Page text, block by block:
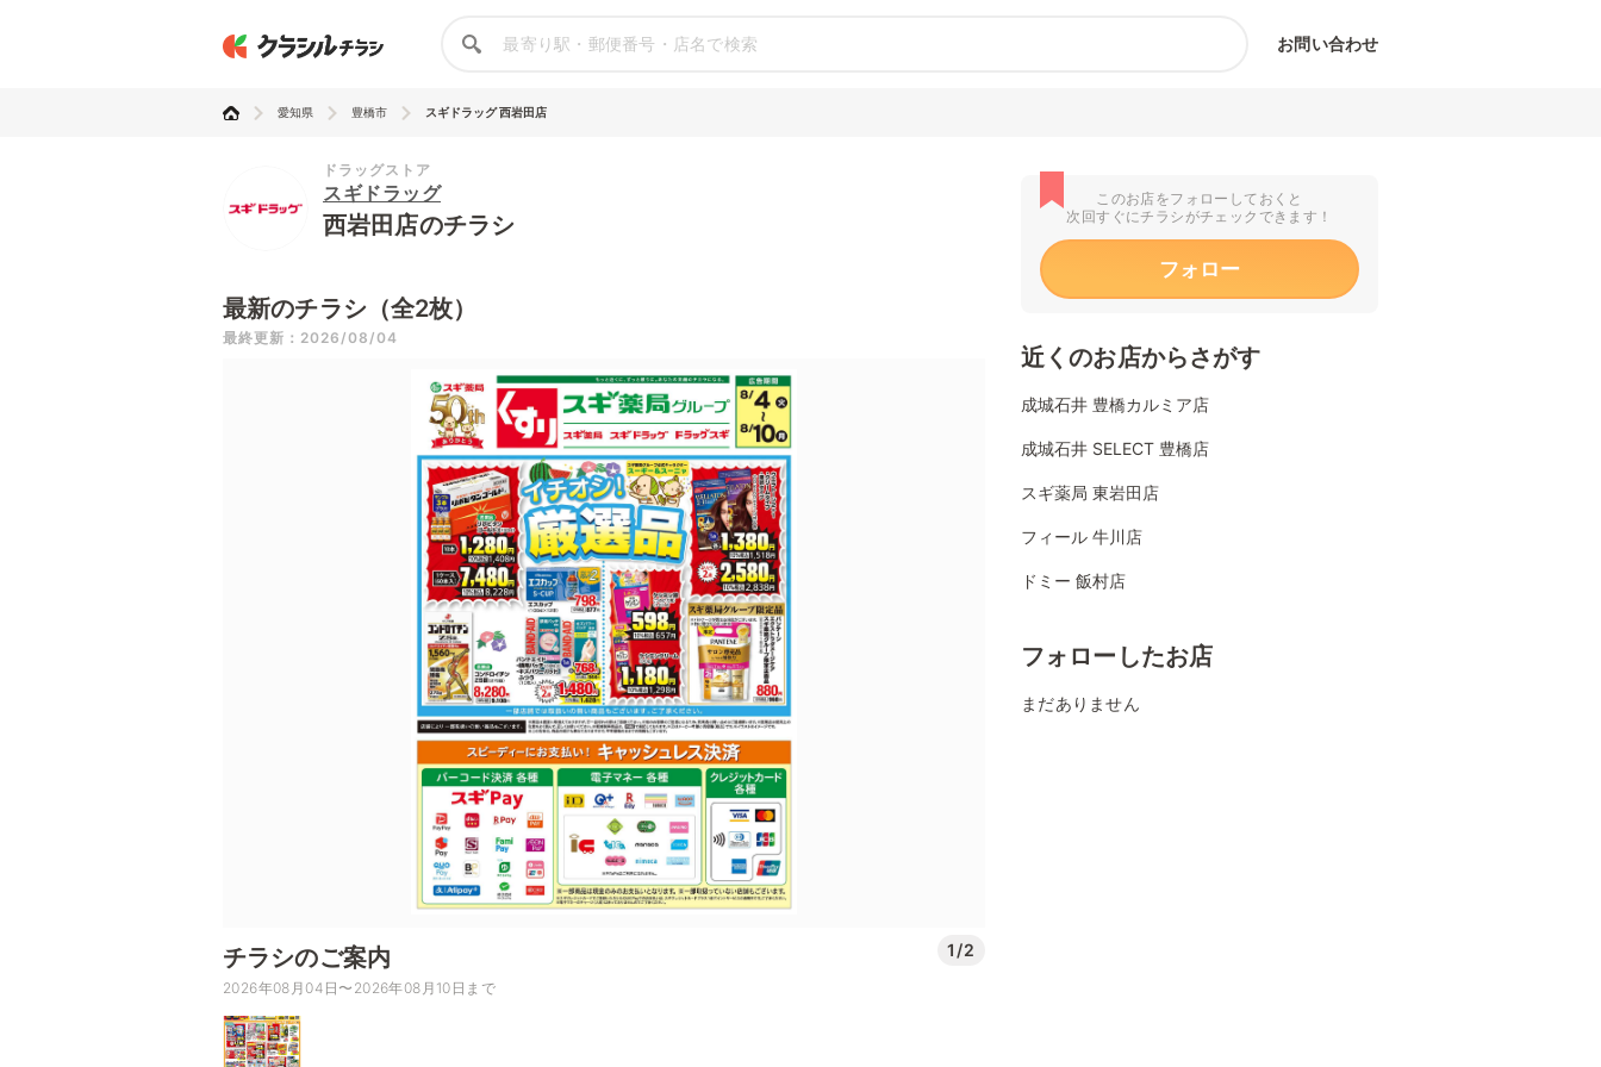
お問い合わせ
愛知県 豊橋市 スギドラッグ 西岩田店
ドラッグストア
スギドラッグ
西岩田店のチラシ
最新のチラシ（全2枚）
最終更新：2026/08/04
チラシのご案内 1/2
2026年08月04日〜2026年08月10日まで
このお店をフォローしておくと
次回すぐにチラシがチェックできます！
フォロー
近くのお店からさがす
成城石井 豊橋カルミア店
成城石井 SELECT 豊橋店
スギ薬局 東岩田店
フィール 牛川店
ドミー 飯村店
フォローしたお店
まだありません